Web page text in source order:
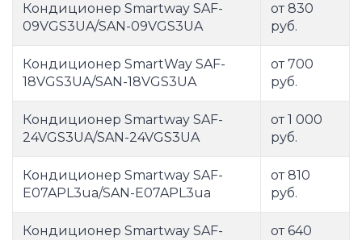
Кондиционер Smartway SAF-
09VGS3UA/SAN-09VGS3UA
от 830
руб.
Кондиционер SmartWay SAF-
18VGS3UA/SAN-18VGS3UA
от 700
руб.
Кондиционер Smartway SAF-
24VGS3UA/SAN-24VGS3UA
от 1 000
руб.
Кондиционер Smartway SAF-
E07APL3ua/SAN-E07APL3ua
от 810
руб.
Кондиционер Smartway SAF-
от 640